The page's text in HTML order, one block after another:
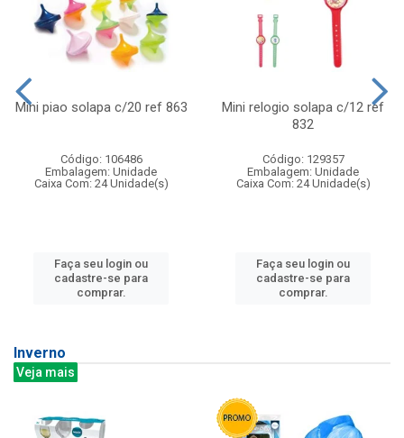
Mini piao solapa c/20 ref 863
Código: 106486
Embalagem: Unidade
Caixa Com: 24 Unidade(s)
Faça seu login ou
cadastre-se para
comprar.
Mini relogio solapa c/12 ref
832
Código: 129357
Embalagem: Unidade
Caixa Com: 24 Unidade(s)
Faça seu login ou
cadastre-se para
comprar.
Inverno
Veja mais